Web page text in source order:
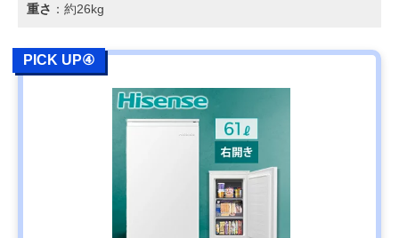
重さ ：約26kg
PICK UP④